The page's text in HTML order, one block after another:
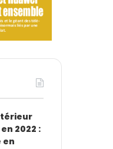
2022 :
en